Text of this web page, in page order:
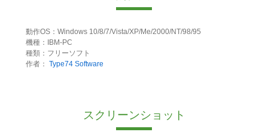
動作OS：Windows 10/8/7/Vista/XP/Me/2000/NT/98/95
機種：IBM-PC
種類：フリーソフト
作者： Type74 Software
スクリーンショット